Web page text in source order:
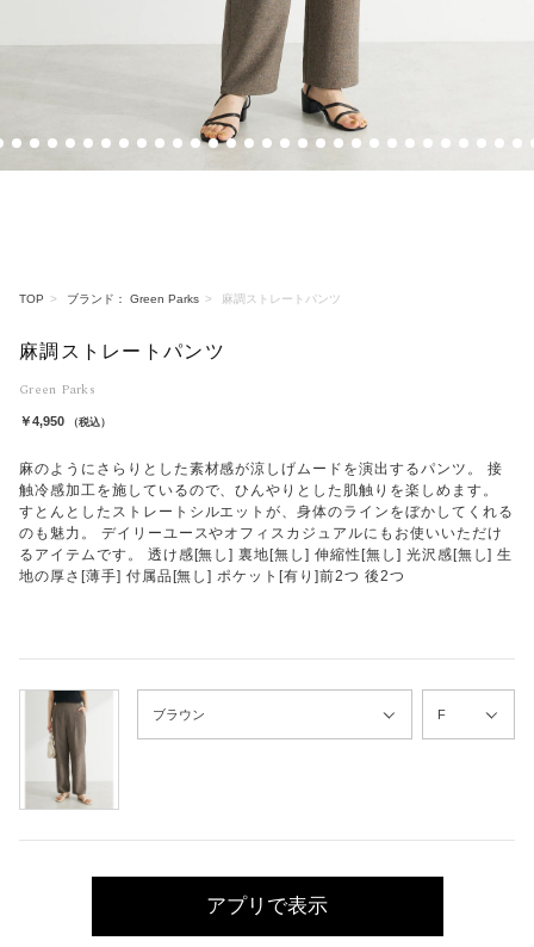
TOP ブランド： Green Parks 麻調ストレートパンツ
麻調ストレートパンツ
Green Parks
￥4,950 （税込）
麻のようにさらりとした素材感が涼しげムードを演出するパンツ。 接
触冷感加工を施しているので、ひんやりとした肌触りを楽しめます。
すとんとしたストレートシルエットが、身体のラインをぼかしてくれる
のも魅力。 デイリーユースやオフィスカジュアルにもお使いいただけ
るアイテムです。 透け感[無し] 裏地[無し] 伸縮性[無し] 光沢感[無し] 生
地の厚さ[薄手] 付属品[無し] ポケット[有り]前2つ 後2つ
アプリで表示
4 5 6 7 8 9 10 11 12 13 14 15 16 17 18 19 20 21 22 23 24 25 26 27 28 29 30 31 32